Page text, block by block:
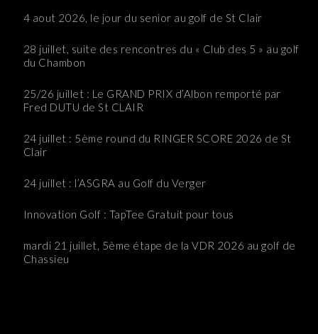
4 aout 2026, le jour du senior au golf de St Clair
28 juillet, suite des rencontres du « Club des 5 » au golf
du Chambon
25/26 juillet : Le GRAND PRIX d’Albon remporté par
Fred DUTU de St CLAIR
24 juillet : 5ème round du RINGER SCORE 2026 de St
Clair
24 juillet : l’ASGRA au Golf du Verger
Innovation Golf : TapTee Gratuit pour tous
mardi 21 juillet, 5ème étape de la VDR 2026 au golf de
Chassieu